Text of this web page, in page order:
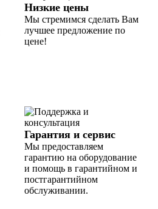
Низкие цены
Мы стремимся сделать Вам
лучшее предложение по
цене!
Гарантия и сервис
Мы предоставляем
гарантию на оборудование
и помощь в гарантийном и
постгарантийном
обслуживании.